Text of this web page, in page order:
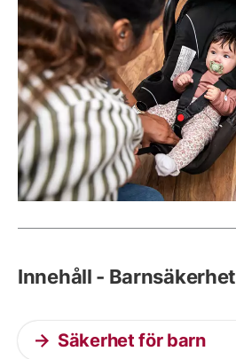
Innehåll - Barnsäkerhet
Säkerhet för barn